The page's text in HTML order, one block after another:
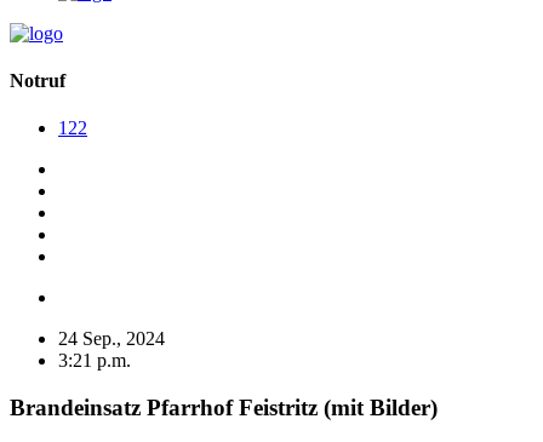
Notruf
122
24 Sep., 2024
3:21 p.m.
Brandeinsatz Pfarrhof Feistritz (mit Bilder)